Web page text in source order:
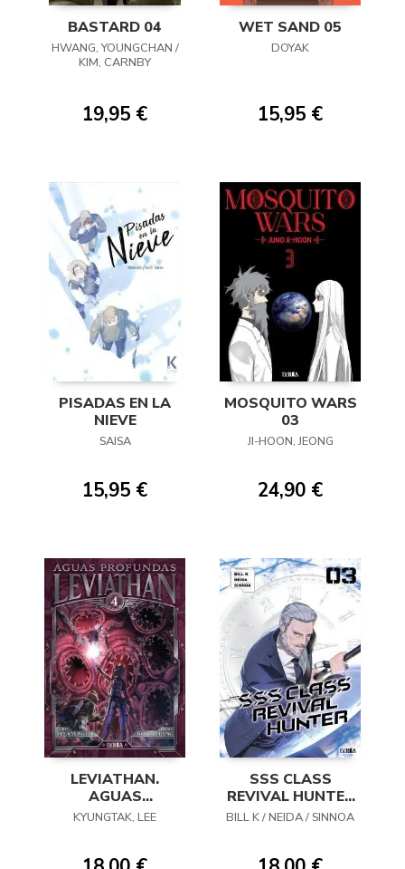
BASTARD 04
HWANG, YOUNGCHAN /
KIM, CARNBY
19,95 €
WET SAND 05
DOYAK
15,95 €
PISADAS EN LA
NIEVE
SAISA
15,95 €
MOSQUITO WARS
03
JI-HOON, JEONG
24,90 €
LEVIATHAN.
AGUAS
PROFUNDAS 04
KYUNGTAK, LEE
SSS CLASS
REVIVAL HUNTER
03
BILL K / NEIDA / SINNOA